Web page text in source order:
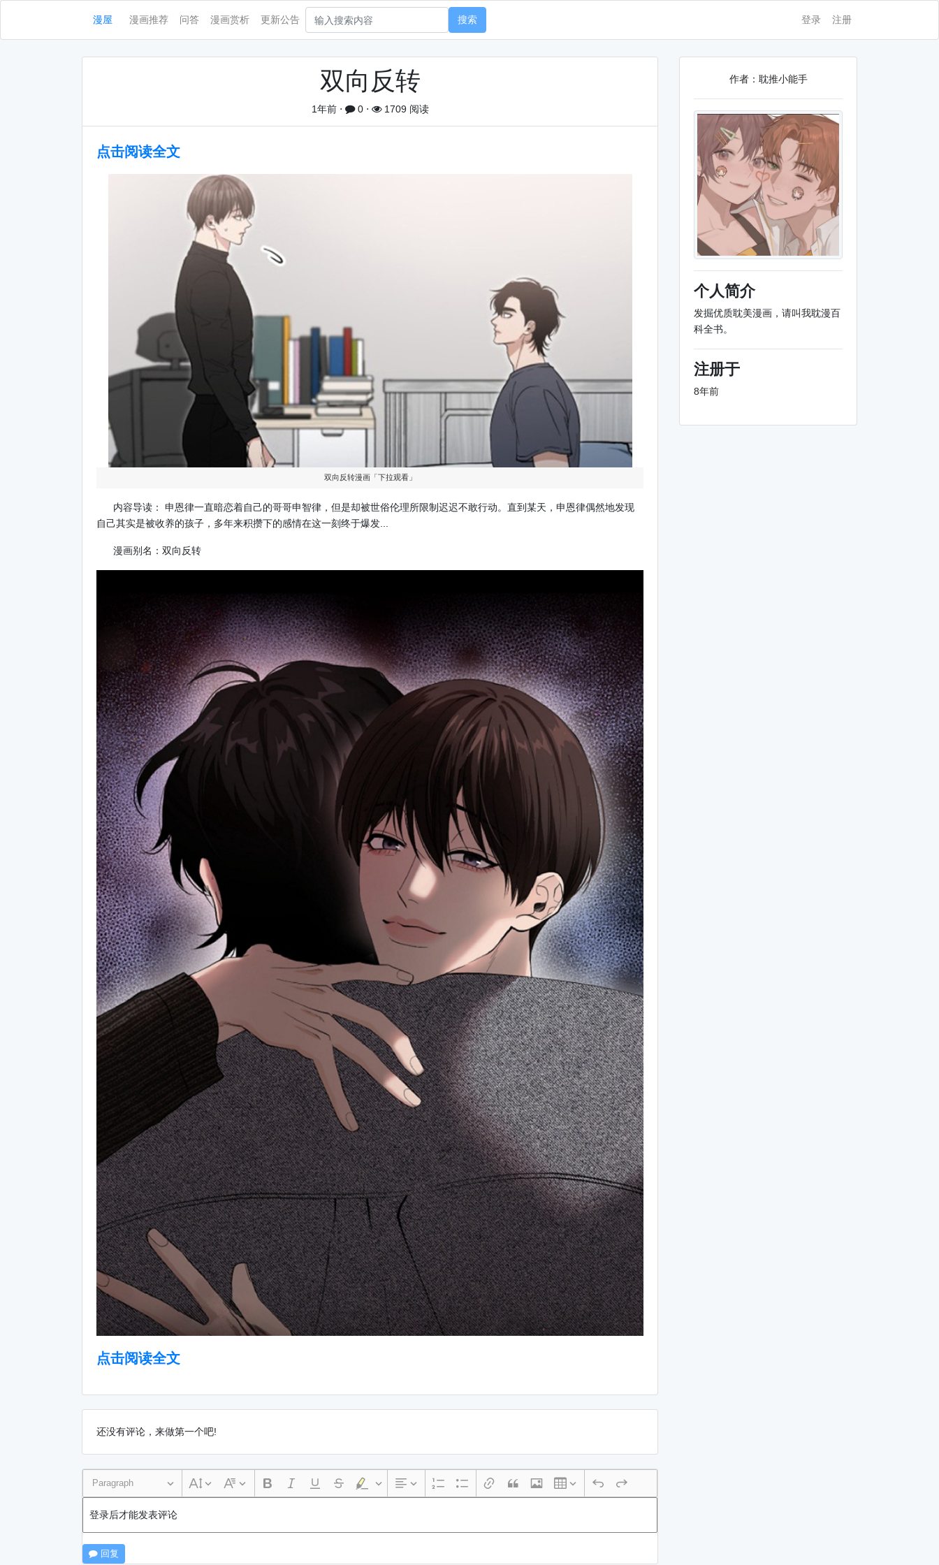
漫屋 漫画推荐 问答 漫画赏析 更新公告 搜索 登录 注册
双向反转
1年前⋅ 0⋅ 1709 阅读
点击阅读全文
双向反转漫画「下拉观看」
内容导读： 申恩律一直暗恋着自己的哥哥申智律，但是却被世俗伦理所限制迟迟不敢行动。直到某天，申恩律偶然地发现
自己其实是被收养的孩子，多年来积攒下的感情在这一刻终于爆发...
漫画别名：双向反转
点击阅读全文
还没有评论，来做第一个吧!
Paragraph
登录后才能发表评论
回复
作者：耽推小能手
个人简介
发掘优质耽美漫画，请叫我耽漫百
科全书。
注册于
8年前